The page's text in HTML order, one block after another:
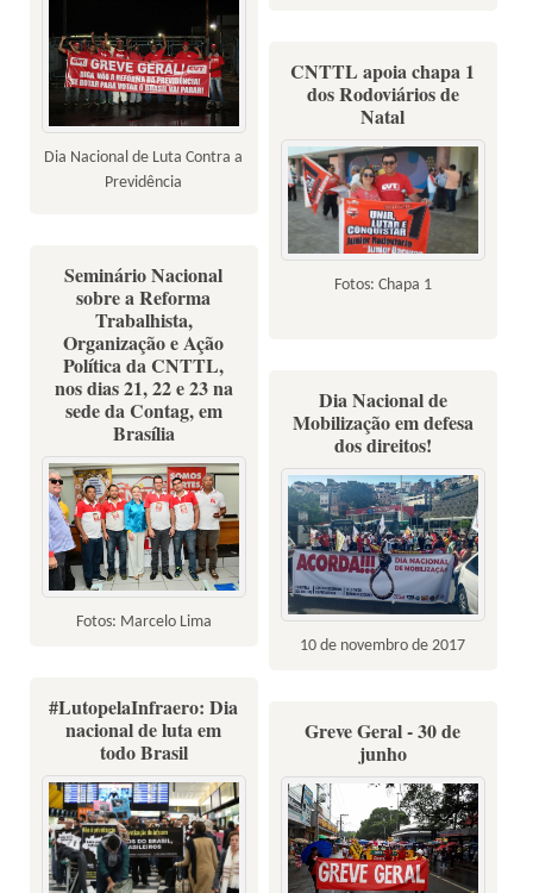
Dia Nacional de Luta Contra a
Previdência
CNTTL apoia chapa 1
dos Rodoviários de
Natal
Fotos: Chapa 1
Seminário Nacional
sobre a Reforma
Trabalhista,
Organização e Ação
Política da CNTTL,
nos dias 21, 22 e 23 na
sede da Contag, em
Brasília
Fotos: Marcelo Lima
Dia Nacional de
Mobilização em defesa
dos direitos!
10 de novembro de 2017
#LutopelaInfraero: Dia
nacional de luta em
todo Brasil
Greve Geral - 30 de
junho